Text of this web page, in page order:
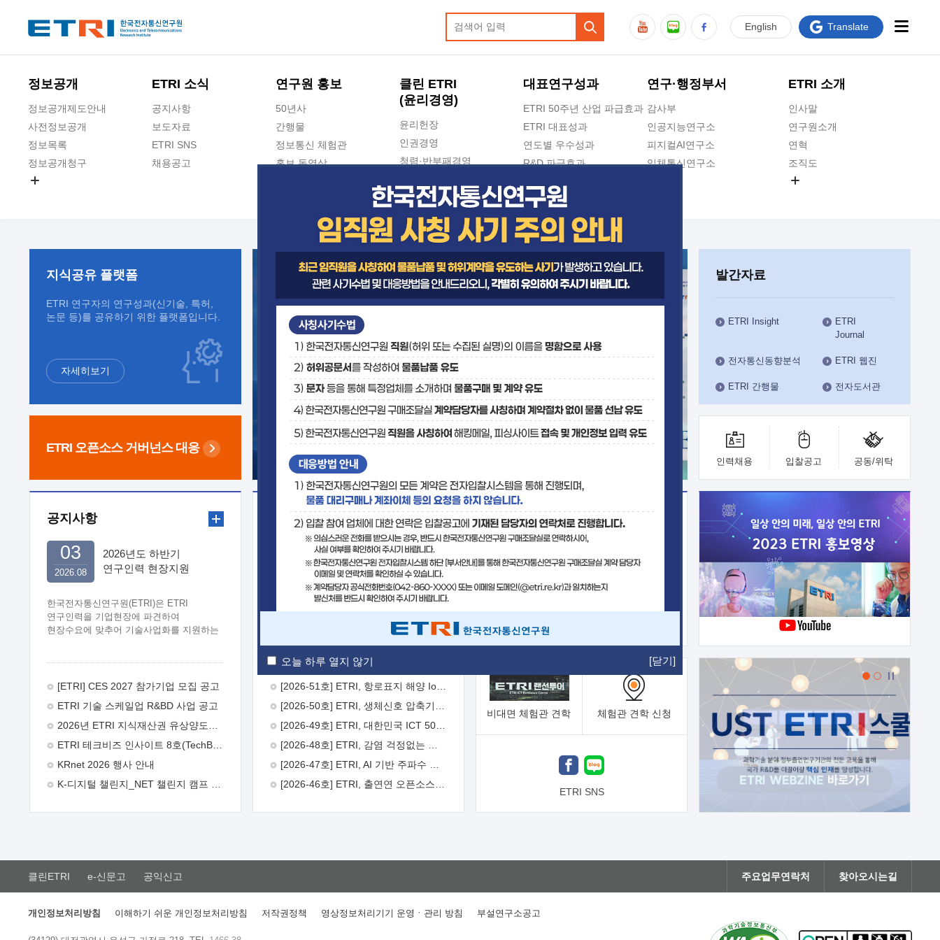
오늘 하루 열지 않기 [닫기]
정보공개
정보공개제도안내
사전정보공개
정보목록
정보공개청구
ETRI 소식
공지사항
보도자료
ETRI SNS
채용공고
연구원 홍보
50년사
간행물
정보통신 체험관
홍보 동영상
클린 ETRI
(윤리경영)
윤리헌장
인권경영
청렴·반부패경영
청렴포털 신고
수의계약 현황
부패징계 현황
감사결과공개
대표연구성과
ETRI 50주년 산업 파급효과
ETRI 대표성과
연도별 우수성과
R&D 파급효과
지식공유플랫폼
연구·행정부서
감사부
인공지능연구소
피지컬AI연구소
입체통신연구소
인공지능안전연구소
우주항공반도체전략연구단
대경권연구본부
호남권연구본부
기획본부
사업화본부
행정본부
대외협력부
ETRI 소개
인사말
연구원소개
연혁
조직도
ETRI CI
English Translate
지식공유 플랫폼
ETRI 연구자의 연구성과(신기술, 특허,
논문 등)를 공유하기 위한 플랫폼입니다.
자세히보기
ETRI 오픈소스 거버넌스 대응
발간자료
ETRI Insight
ETRI
Journal
전자통신동향분석 ETRI 웹진
ETRI 간행물 전자도서관
인력채용 입찰공고 공동/위탁
공지사항
2026년도 하반기
연구인력 현장지원
한국전자통신연구원(ETRI)은 ETRI
연구인력을 기업현장에 파견하여
현장수요에 맞추어 기술사업화를 지원하는
주시기 바랍니다. 2026년 8월
추진목적: ETRI 인력을 기업현장에 파견.
기술지원을 실시함으로써 ETRI 개발기술의
극대화하고, 지원기업을 강견기업으로
육성하고자 함.  신청자격: ETRI
ETRI 창업/연구소기업, 기술이전/출자기업
(2 ~ 3년차) 연봉의 40%  추진일정(1)
희망기업 신청/접수(2)희망인력-희망기업
매칭(3)현장조사/ 선정(심의)(4)협약체결
26일 9월초순 9월 중순 10월 이후*
2026.08
03
[ETRI] CES 2027 참가기업 모집 공고
ETRI 기술 스케일업 R&BD 사업 공고
ETRI 테크비즈 인사이트 8호(TechBiz Insight Vol.8) 발간
KRnet 2026 행사 안내
보도자료
[2026-52호] ETRI, ITU-T 자율주행차 국제표준화 주도한다
기술사업화플랫폼/기술이전
기술예고 중소기업 지원
보유특허 이전가능 기술
융합기술연구생산센터 반도체실험실
비대면 체험관 견학 체험관 견학 신청
ETRI SNS
클린ETRI e-신문고 공익신고 주요업무연락처 찾아오시는길
개인정보처리방침 이해하기 쉬운 개인정보처리방침 저작권정책 영상정보처리기기 운영ㆍ관리 방침 부설연구소공고